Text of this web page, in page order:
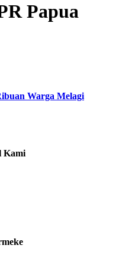
Papua
Warga Melagi
Kami